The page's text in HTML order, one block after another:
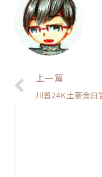
上一頁
上一篇